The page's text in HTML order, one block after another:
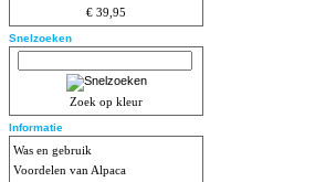
€ 39,95
Snelzoeken
Zoek op kleur
Informatie
Was en gebruik
Voordelen van Alpaca